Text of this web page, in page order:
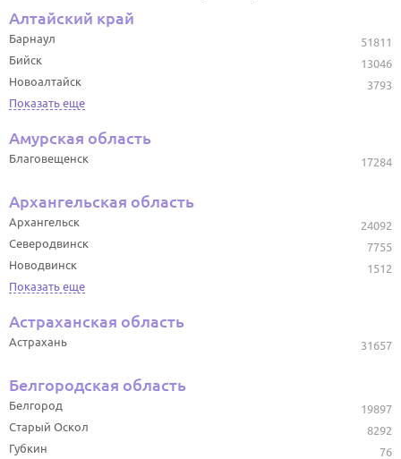
Алтайский край
51811
Барнаул
13046
Бийск
3793
Новоалтайск
Показать еще
Амурская область
17284
Благовещенск
Архангельская область
24092
Архангельск
7755
Северодвинск
1512
Новодвинск
Показать еще
Астраханская область
31657
Астрахань
Белгородская область
19897
Белгород
8292
Старый Оскол
76
Губкин